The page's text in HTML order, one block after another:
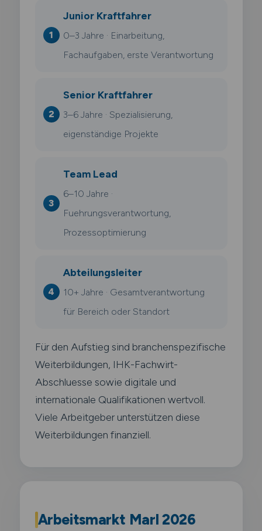
Junior Kraftfahrer
0–3 Jahre · Einarbeitung,
Fachaufgaben, erste Verantwortung
Senior Kraftfahrer
3–6 Jahre · Spezialisierung,
eigenständige Projekte
Team Lead
6–10 Jahre ·
Fuehrungsverantwortung,
Prozessoptimierung
Abteilungsleiter
10+ Jahre · Gesamtverantwortung
für Bereich oder Standort
Für den Aufstieg sind branchenspezifische
Weiterbildungen, IHK-Fachwirt-
Abschluesse sowie digitale und
internationale Qualifikationen wertvoll.
Viele Arbeitgeber unterstützen diese
Weiterbildungen finanziell.
Arbeitsmarkt Marl 2026